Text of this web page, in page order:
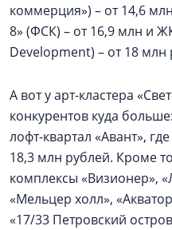
коммерция») – от 14,6
8» (ФСК) – от 16,9 млн и
Development) – от 18 млн
А вот у арт-кластера
конкурентов куда
лофт-квартал «Авант»,
18,3 млн рублей. Кроме
комплексы «Визионер»,
«Мельцер холл»,
«17/33 Петровский